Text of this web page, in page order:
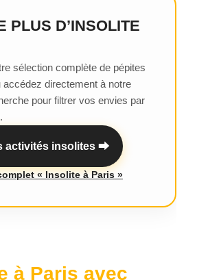
PLUS D’INSOLITE
sélection complète de pépites
accédez directement à notre
pour filtrer vos envies par
activités insolites ⮕
« Insolite à Paris »
à Paris avec